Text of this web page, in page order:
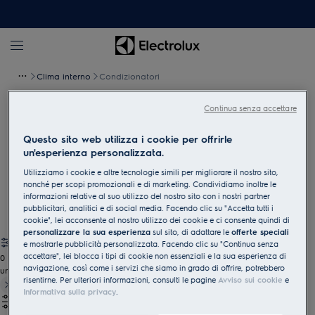
Clima interno Condizionatori
I climatizzatori intelligenti Electrolux garantiscono un clima
interno piacevole tutto l'anno. Raffrescamento e riscaldamento
potenti, funzionamento estremamente silenzioso e controllo
intuitivo tramite l'app Electrolux – per il massimo comfort in ogni
momento.
0
undefined
Questo sito web utilizza i cookie per offrirle
un'esperienza personalizzata.
Utilizziamo i cookie e altre tecnologie simili per migliorare il nostro sito,
nonché per scopi promozionali e di marketing. Condividiamo inoltre le
informazioni relative al suo utilizzo del nostro sito con i nostri partner
pubblicitari, analitici e di social media. Facendo clic su "Accetta tutti i
cookie", lei acconsente al nostro utilizzo dei cookie e ci consente quindi di
personalizzare la sua esperienza sul sito, di adattare leofferte speciali
e mostrarle pubblicità personalizzata. Facendo clic su "Continua senza
accettare", lei blocca i tipi di cookie non essenziali e la sua esperienza di
navigazione, così come i servizi che siamo in grado di offrire, potrebbero
risentirne. Per ulteriori informazioni, consulti le pagine Avviso sui cookie e
Informativa sulla privacy
Continua senza accettare